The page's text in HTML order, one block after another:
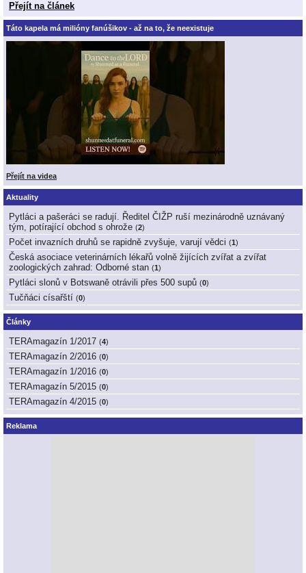
Přejít na článek
Táto kapela má milióny fanúšikov - až na to, že neexistuje
Přejít na videa
Aktuality
Pytláci a pašeráci se radují. Ředitel ČIŽP ruší mezinárodně uznávaný
tým, potírající obchod s ohrože (2)
Počet invazních druhů se rapidně zvyšuje, varují vědci (1 )
Česká asociace veterinárních lékařů volně žijících zvířat a zvířat
zoologických zahrad: Odborné stan (1 )
Pytláci slonů v Botswaně otrávili přes 500 supů (0)
Tučňáci císařští (0)
Články
TERAmagazín 1/2017 (4)
TERAmagazín 2/2016 (0)
TERAmagazín 1/2016 (0)
TERAmagazín 5/2015 (0)
TERAmagazín 4/2015 (0)
Reklama